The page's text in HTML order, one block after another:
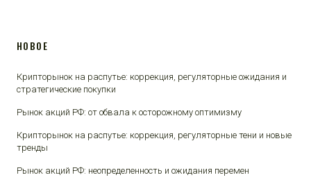
НОВОЕ
Крипторынок на распутье: коррекция, регуляторные ожидания и
стратегические покупки
Рынок акций РФ: от обвала к осторожному оптимизму
Крипторынок на распутье: коррекция, регуляторные тени и новые
тренды
Рынок акций РФ: неопределенность и ожидания перемен